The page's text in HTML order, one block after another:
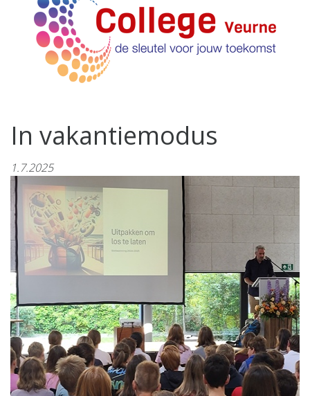
In vakantiemodus
1.7.2025